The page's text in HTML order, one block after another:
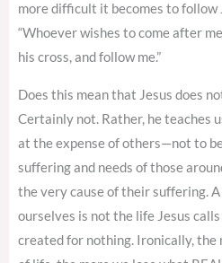
more difficult it becomes to follow
“Whoever wishes to come after
his cross, and follow me.”
Does this mean that Jesus does
Certainly not. Rather, he teaches
at the expense of others—not to
suffering and needs of those
the very cause of their suffering.
ourselves is not the life Jesus
created for nothing. Ironically, the